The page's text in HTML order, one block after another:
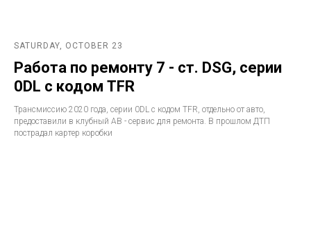
SATURDAY, OCTOBER 23
Работа по ремонту 7 - ст. DSG, серии
0DL с кодом TFR
Трансмиссию 2020 года, серии 0DL с кодом TFR, отдельно от авто,
предоставили в клубный АВ - сервис для ремонта. В прошлом ДТП
пострадал картер коробки